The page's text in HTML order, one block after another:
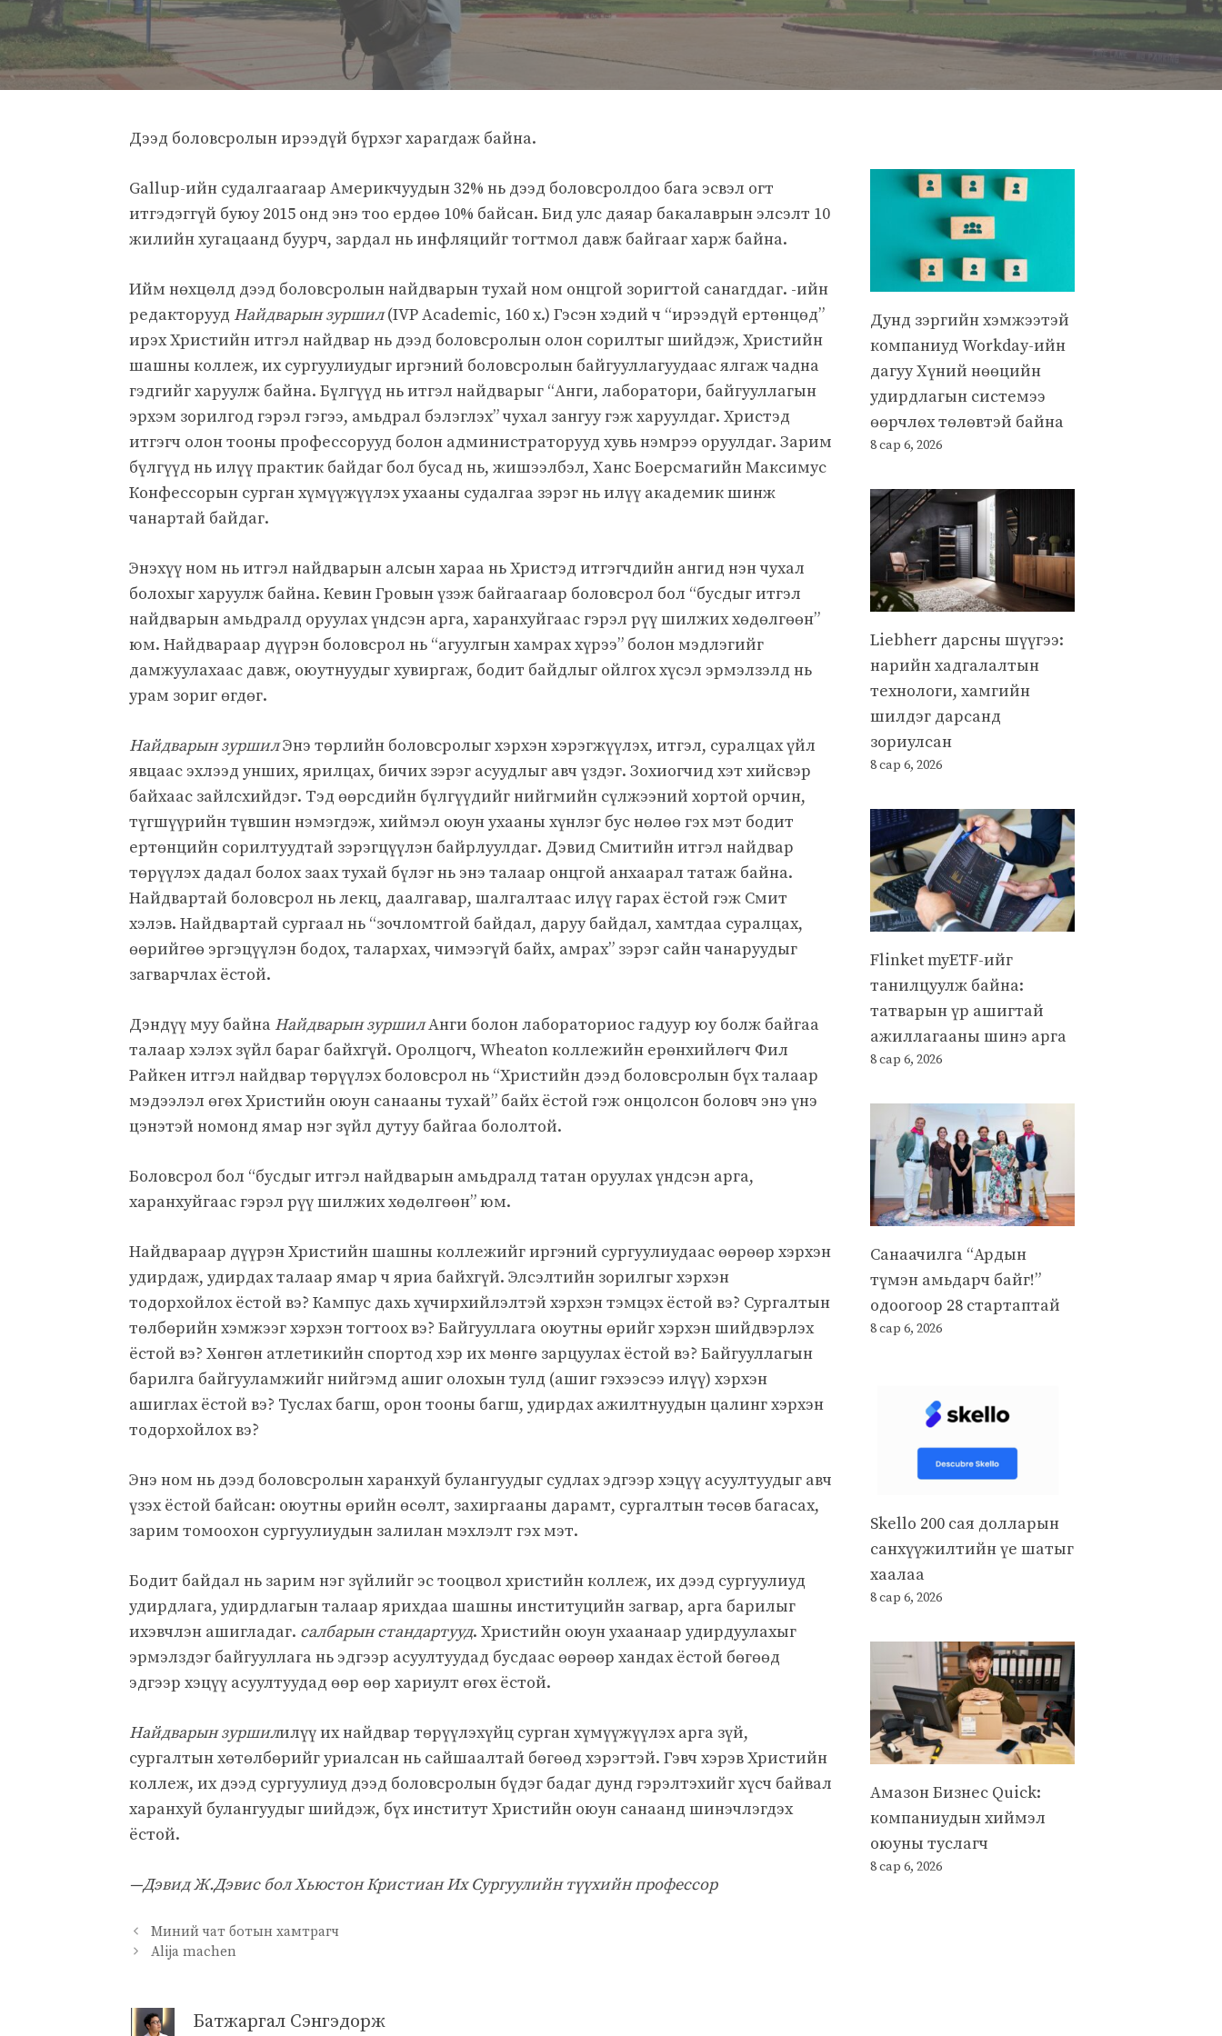
Дээд боловсролын ирээдүй бүрхэг харагдаж байна.
Gallup-ийн судалгаагаар Америкчуудын 32% нь дээд боловсролдоо бага эсвэл огт
итгэдэггүй буюу 2015 онд энэ тоо ердөө 10% байсан. Бид улс даяар бакалаврын элсэлт 10
жилийн хугацаанд буурч, зардал нь инфляцийг тогтмол давж байгааг харж байна.
Ийм нөхцөлд дээд боловсролын найдварын тухай ном онцгой зоригтой санагддаг. -ийн
редакторууд Найдварын зуршил(IVP Academic, 160 х.) Гэсэн хэдий ч “ирээдүй ертөнцөд”
ирэх Христийн итгэл найдвар нь дээд боловсролын олон сорилтыг шийдэж, Христийн
шашны коллеж, их сургуулиудыг иргэний боловсролын байгууллагуудаас ялгаж чадна
гэдгийг харуулж байна. Бүлгүүд нь итгэл найдварыг “Анги, лаборатори, байгууллагын
эрхэм зорилгод гэрэл гэгээ, амьдрал бэлэглэх” чухал зангуу гэж харуулдаг. Христэд
итгэгч олон тооны профессорууд болон администраторууд хувь нэмрээ оруулдаг. Зарим
бүлгүүд нь илүү практик байдаг бол бусад нь, жишээлбэл, Ханс Боерсмагийн Максимус
Конфессорын сурган хүмүүжүүлэх ухааны судалгаа зэрэг нь илүү академик шинж
чанартай байдаг.
Энэхүү ном нь итгэл найдварын алсын хараа нь Христэд итгэгчдийн ангид нэн чухал
болохыг харуулж байна. Кевин Гровын үзэж байгаагаар боловсрол бол “бусдыг итгэл
найдварын амьдралд оруулах үндсэн арга, харанхуйгаас гэрэл рүү шилжих хөдөлгөөн”
юм. Найдвараар дүүрэн боловсрол нь “агуулгын хамрах хүрээ” болон мэдлэгийг
дамжуулахаас давж, оюутнуудыг хувиргаж, бодит байдлыг ойлгох хүсэл эрмэлзэлд нь
урам зориг өгдөг.
Найдварын зуршилЭнэ төрлийн боловсролыг хэрхэн хэрэгжүүлэх, итгэл, суралцах үйл
явцаас эхлээд унших, ярилцах, бичих зэрэг асуудлыг авч үздэг. Зохиогчид хэт хийсвэр
байхаас зайлсхийдэг. Тэд өөрсдийн бүлгүүдийг нийгмийн сүлжээний хортой орчин,
түгшүүрийн түвшин нэмэгдэж, хиймэл оюун ухааны хүнлэг бус нөлөө гэх мэт бодит
ертөнцийн сорилтуудтай зэрэгцүүлэн байрлуулдаг. Дэвид Смитийн итгэл найдвар
төрүүлэх дадал болох заах тухай бүлэг нь энэ талаар онцгой анхаарал татаж байна.
Найдвартай боловсрол нь лекц, даалгавар, шалгалтаас илүү гарах ёстой гэж Смит
хэлэв. Найдвартай сургаал нь “зочломтгой байдал, даруу байдал, хамтдаа суралцах,
өөрийгөө эргэцүүлэн бодох, талархах, чимээгүй байх, амрах” зэрэг сайн чанаруудыг
загварчлах ёстой.
Дэндүү муу байна Найдварын зуршилАнги болон лабораториос гадуур юу болж байгаа
талаар хэлэх зүйл бараг байхгүй. Оролцогч, Wheaton коллежийн ерөнхийлөгч Фил
Райкен итгэл найдвар төрүүлэх боловсрол нь “Христийн дээд боловсролын бүх талаар
мэдээлэл өгөх Христийн оюун санааны тухай” байх ёстой гэж онцолсон боловч энэ үнэ
цэнэтэй номонд ямар нэг зүйл дутуу байгаа бололтой.
Боловсрол бол “бусдыг итгэл найдварын амьдралд татан оруулах үндсэн арга,
харанхуйгаас гэрэл рүү шилжих хөдөлгөөн” юм.
Найдвараар дүүрэн Христийн шашны коллежийг иргэний сургуулиудаас өөрөөр хэрхэн
удирдаж, удирдах талаар ямар ч яриа байхгүй. Элсэлтийн зорилгыг хэрхэн
тодорхойлох ёстой вэ? Кампус дахь хүчирхийлэлтэй хэрхэн тэмцэх ёстой вэ? Сургалтын
төлбөрийн хэмжээг хэрхэн тогтоох вэ? Байгууллага оюутны өрийг хэрхэн шийдвэрлэх
ёстой вэ? Хөнгөн атлетикийн спортод хэр их мөнгө зарцуулах ёстой вэ? Байгууллагын
барилга байгууламжийг нийгэмд ашиг олохын тулд (ашиг гэхээсээ илүү) хэрхэн
ашиглах ёстой вэ? Туслах багш, орон тооны багш, удирдах ажилтнуудын цалинг хэрхэн
тодорхойлох вэ?
Энэ ном нь дээд боловсролын харанхуй булангуудыг судлах эдгээр хэцүү асуултуудыг авч
үзэх ёстой байсан: оюутны өрийн өсөлт, захиргааны дарамт, сургалтын төсөв багасах,
зарим томоохон сургуулиудын залилан мэхлэлт гэх мэт.
Бодит байдал нь зарим нэг зүйлийг эс тооцвол христийн коллеж, их дээд сургуулиуд
удирдлага, удирдлагын талаар ярихдаа шашны институцийн загвар, арга барилыг
ихэвчлэн ашигладаг. салбарын стандартууд. Христийн оюун ухаанаар удирдуулахыг
эрмэлздэг байгууллага нь эдгээр асуултуудад бусдаас өөрөөр хандах ёстой бөгөөд
эдгээр хэцүү асуултуудад өөр өөр хариулт өгөх ёстой.
Найдварын зуршилилүү их найдвар төрүүлэхүйц сурган хүмүүжүүлэх арга зүй,
сургалтын хөтөлбөрийг уриалсан нь сайшаалтай бөгөөд хэрэгтэй. Гэвч хэрэв Христийн
коллеж, их дээд сургуулиуд дээд боловсролын бүдэг бадаг дунд гэрэлтэхийг хүсч байвал
харанхуй булангуудыг шийдэж, бүх институт Христийн оюун санаанд шинэчлэгдэх
ёстой.
—Дэвид Ж.Дэвис бол Хьюстон Кристиан Их Сургуулийн түүхийн профессор
Миний чат ботын хамтрагч
Alija machen
Батжаргал Сэнгэдорж
Дунд зэргийн хэмжээтэй
компаниуд Workday-ийн
дагуу Хүний нөөцийн
удирдлагын системээ
өөрчлөх төлөвтэй байна
8 сар 6, 2026
Liebherr дарсны шүүгээ:
нарийн хадгалалтын
технологи, хамгийн
шилдэг дарсанд
зориулсан
8 сар 6, 2026
Flinket myETF-ийг
танилцуулж байна:
татварын үр ашигтай
ажиллагааны шинэ арга
8 сар 6, 2026
Санаачилга “Ардын
түмэн амьдарч байг!”
одоогоор 28 стартаптай
8 сар 6, 2026
Skello 200 сая долларын
санхүүжилтийн үе шатыг
хаалаа
8 сар 6, 2026
Амазон Бизнес Quick:
компаниудын хиймэл
оюуны туслагч
8 сар 6, 2026